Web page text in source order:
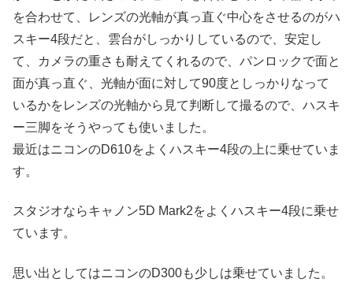
を合わせて、レンズの光軸が真っ直ぐ中心をさせるのがハ
スキー4段だと、雲台がしっかりしているので、安定し
て、カメラの重さも耐えてくれるので、パンロックで面と
面が真っ直ぐ、光軸が面に対して90度としっかりなって
いるかをレンズの光軸から見て判断して撮るので、ハスキ
ー三脚をそうやっても使いました。
最近はニコンのD610をよくハスキー4段の上に乗せていま
す。
スタジオならキャノン5D Mark2をよくハスキー4段に乗せ
ています。
思い出としてはニコンのD300も少しは乗せていました。